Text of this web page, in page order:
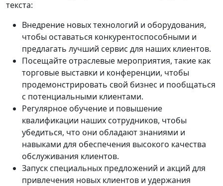
текста:
Внедрение новых технологий и оборудования,
чтобы оставаться конкурентоспособными и
предлагать лучший сервис для наших клиентов.
Посещайте отраслевые мероприятия, такие как
торговые выставки и конференции, чтобы
продемонстрировать свой бизнес и пообщаться
с потенциальными клиентами.
Регулярное обучение и повышение
квалификации наших сотрудников, чтобы
убедиться, что они обладают знаниями и
навыками для обеспечения высокого качества
обслуживания клиентов.
Запуск специальных предложений и акций для
привлечения новых клиентов и удержания